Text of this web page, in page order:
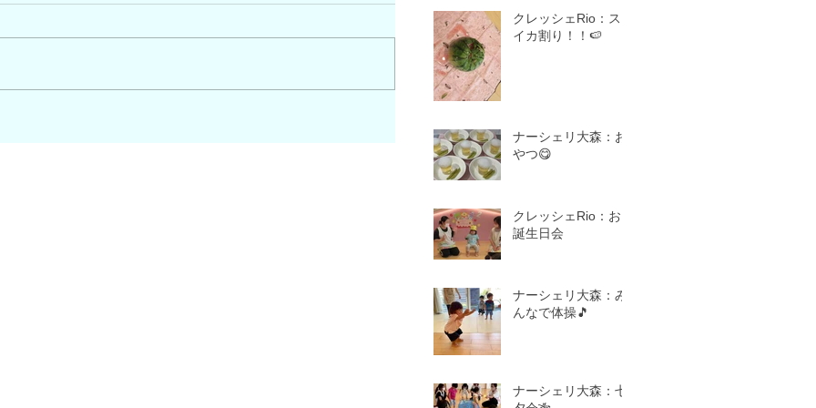
クレッシェRio：ス
イカ割り！！🍉
ナーシェリ大森：お
やつ😋
クレッシェRio：お
誕生日会
ナーシェリ大森：み
んなで体操🎵
ナーシェリ大森：七